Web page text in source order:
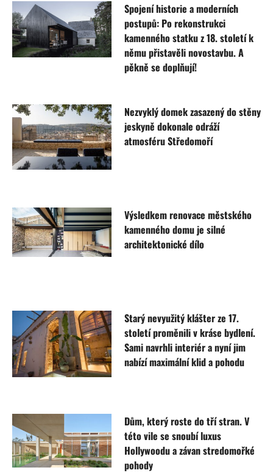
Spojení historie a moderních
postupů: Po rekonstrukci
kamenného statku z 18. století k
němu přistavěli novostavbu. A
pěkně se doplňují!
Nezvyklý domek zasazený do stěny
jeskyně dokonale odráží
atmosféru Středomoří
Výsledkem renovace městského
kamenného domu je silné
architektonické dílo
Starý nevyužitý klášter ze 17.
století proměnili v kráse bydlení.
Sami navrhli interiér a nyní jim
nabízí maximální klid a pohodu
Dům, který roste do tří stran. V
této vile se snoubí luxus
Hollywoodu a závan stredomořké
pohody